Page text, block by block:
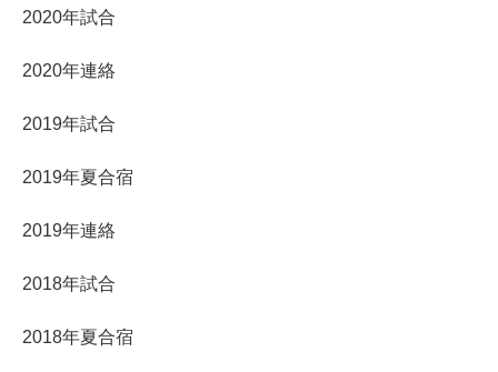
2020年試合
2020年連絡
2019年試合
2019年夏合宿
2019年連絡
2018年試合
2018年夏合宿